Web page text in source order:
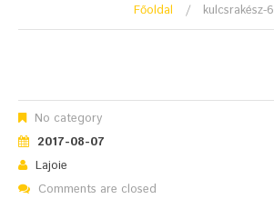
Főoldal kulcsrakész-6
No category
2017-08-07
Lajoie
Comments are closed